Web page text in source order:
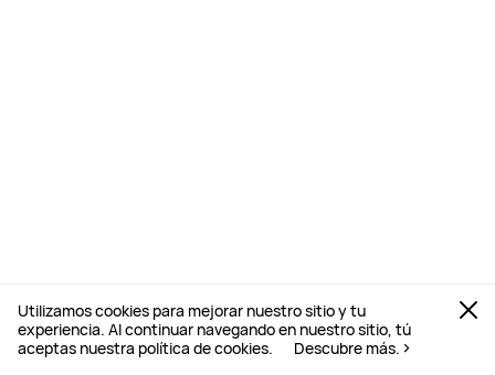
Utilizamos cookies para mejorar nuestro sitio y tu
experiencia. Al continuar navegando en nuestro sitio, tú
aceptas nuestra política de cookies.
Descubre más.